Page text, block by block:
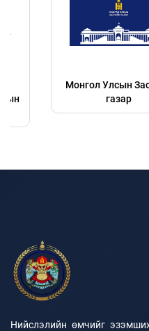
Монгол Улсын Засгийн
Нийслэлийн өмчийг